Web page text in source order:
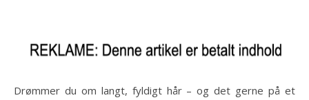
Drømmer du om langt, fyldigt hår – og det gerne på et